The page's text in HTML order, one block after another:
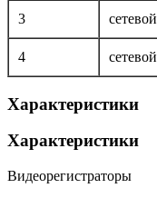
3 сетевой
4 сетевой
Характеристики
Характеристики
Видеорегистраторы